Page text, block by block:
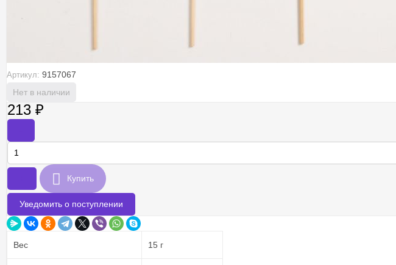
Артикул: 9157067
Нет в наличии
213 ₽
Купить
Уведомить о поступлении
Вес 15 г